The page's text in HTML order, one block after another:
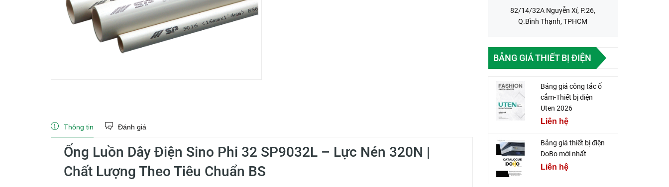
Thông tin Đánh giá
Ống Luồn Dây Điện Sino Phi 32 SP9032L – Lực Nén 320N |
Chất Lượng Theo Tiêu Chuẩn BS
82/14/32A Nguyễn Xí, P.26,
Q.Bình Thạnh, TPHCM
BẢNG GIÁ THIẾT BỊ ĐIỆN
Bảng giá công tắc ổ
cắm-Thiết bị điện
Uten 2026
Liên hệ
Bảng giá thiết bị điện
DoBo mới nhất
Liên hệ